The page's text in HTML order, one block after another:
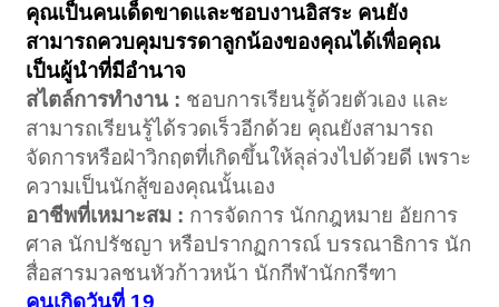
คุณเป็นคนเด็ดขาดและชอบงานอิสระ คนยัง
สามารถควบคุมบรรดาลูกน้องของคุณได้เพื่อคุณ
เป็นผู้นำที่มีอำนาจ
สไตล์การทำงาน : ชอบการเรียนรู้ด้วยตัวเอง และ
สามารถเรียนรู้ได้รวดเร็วอีกด้วย คุณยังสามารถ
จัดการหรือฝ่าวิกฤตที่เกิดขึ้นให้ลุล่วงไปด้วยดี เพราะ
ความเป็นนักสู้ของคุณนั้นเอง
อาชีพที่เหมาะสม : การจัดการ นักกฎหมาย อัยการ
ศาล นักปรัชญา หรือปรากฏการณ์ บรรณาธิการ นัก
สื่อสารมวลชนหัวก้าวหน้า นักกีฬานักกรีฑา